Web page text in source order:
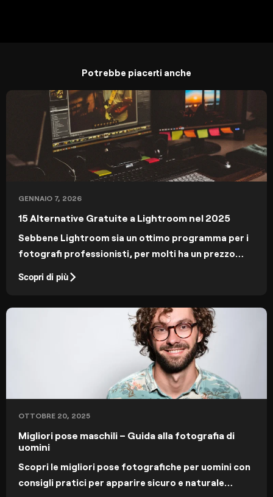
Potrebbe piacerti anche
GENNAIO 7, 2026
15 Alternative Gratuite a Lightroom nel 2025
Sebbene Lightroom sia un ottimo programma per i
fotografi professionisti, per molti ha un prezzo
Lightroom ti offrono strumenti potenti senza
Scopri di più
OTTOBRE 20, 2025
Migliori pose maschili – Guida alla fotografia di
uomini
Scopri le migliori pose fotografiche per uomini con
consigli pratici per apparire sicuro e naturale